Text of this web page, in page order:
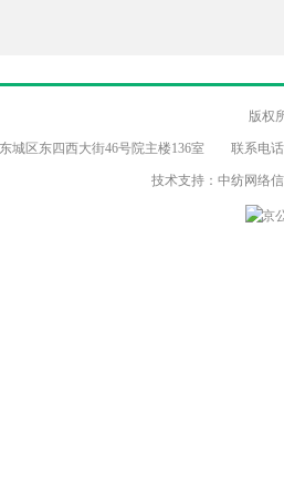
版权
城区东四西大街46号院主楼136室 联系电
技术支持：中纺网络
京